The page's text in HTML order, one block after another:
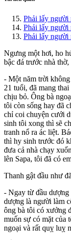
Phải lấy người
Phải lấy người
Phải lấy người
Ngưng một hơi, ho
bậc đá trước nhà
- Một năm trời
21 tuổi, đã mang
chịu bỏ. Ông bà
tôi còn sống hay đã
chỉ coi chuyện cưới
sinh tôi xong thì sẽ
tranh nổ ra ác liệt.
thì hy sinh trước đó
đưa cả nhà chạy
lên Sapa, tôi đã có
Thanh gật đầu như
- Ngay từ đầu dượng
dượng là người làm
ông bà tôi có xưởng
muốn sự có mặt của
ngoại và rất quỵ luỵ